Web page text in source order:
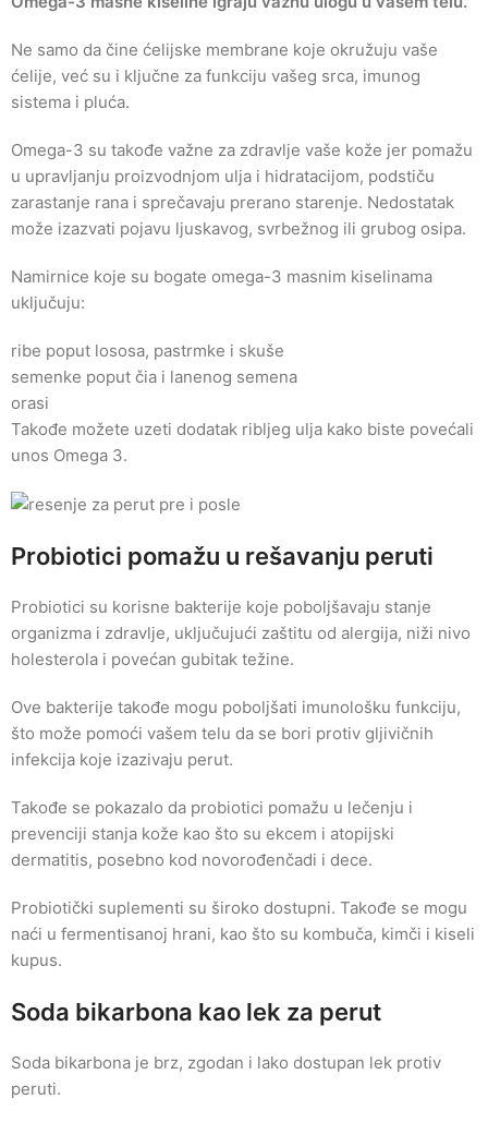
Ne samo da čine ćelijske membrane koje okružuju vaše
ćelije, već su i ključne za funkciju vašeg srca, imunog
sistema i pluća.
Omega-3 su takođe važne za zdravlje vaše kože jer pomažu
u upravljanju proizvodnjom ulja i hidratacijom, podstiču
zarastanje rana i sprečavaju prerano starenje. Nedostatak
može izazvati pojavu ljuskavog, svrbežnog ili grubog osipa.
Namirnice koje su bogate omega-3 masnim kiselinama
uključuju:
ribe poput lososa, pastrmke i skuše
semenke poput čia i lanenog semena
orasi
Takođe možete uzeti dodatak ribljeg ulja kako biste povećali
unos Omega 3.
Probiotici pomažu u rešavanju peruti
Probiotici su korisne bakterije koje poboljšavaju stanje
organizma i zdravlje, uključujući zaštitu od alergija, niži nivo
holesterola i povećan gubitak težine.
Ove bakterije takođe mogu poboljšati imunološku funkciju,
što može pomoći vašem telu da se bori protiv gljivičnih
infekcija koje izazivaju perut.
Takođe se pokazalo da probiotici pomažu u lečenju i
prevenciji stanja kože kao što su ekcem i atopijski
dermatitis, posebno kod novorođenčadi i dece.
Probiotički suplementi su široko dostupni. Takođe se mogu
naći u fermentisanoj hrani, kao što su kombuča, kimči i kiseli
kupus.
Soda bikarbona kao lek za perut
Soda bikarbona je brz, zgodan i lako dostupan lek protiv
peruti.